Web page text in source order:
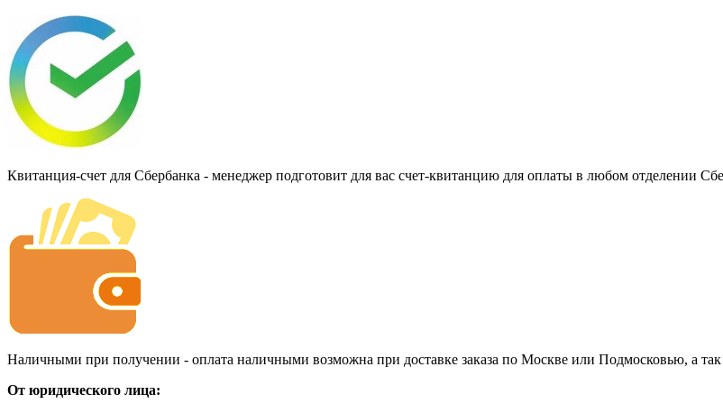
Квитанция-счет для Сбербанка - менеджер подготовит для вас счет-квитанцию для оплаты в любом отделении
Наличными при получении - оплата наличными возможна при доставке заказа по Москве или Подмосковью, а
От юридического лица: